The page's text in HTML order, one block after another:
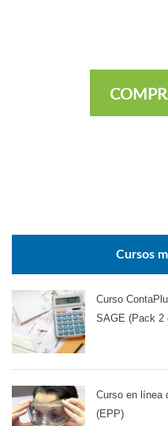
Cursos
Curso
SAGE (Pack 2
Curso en línea
(EPP)